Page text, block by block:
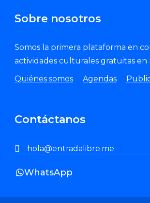
Sobre nosotros
Somos la primera plataforma en
actividades culturales gratuitas en
Quiénes somos
Agendas
Contáctanos
hola@entradalibre.me
WhatsApp